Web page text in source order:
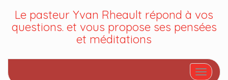
Le pasteur Yvan Rheault répond à vos
questions. et vous propose ses pensées
et méditations
Afficher/